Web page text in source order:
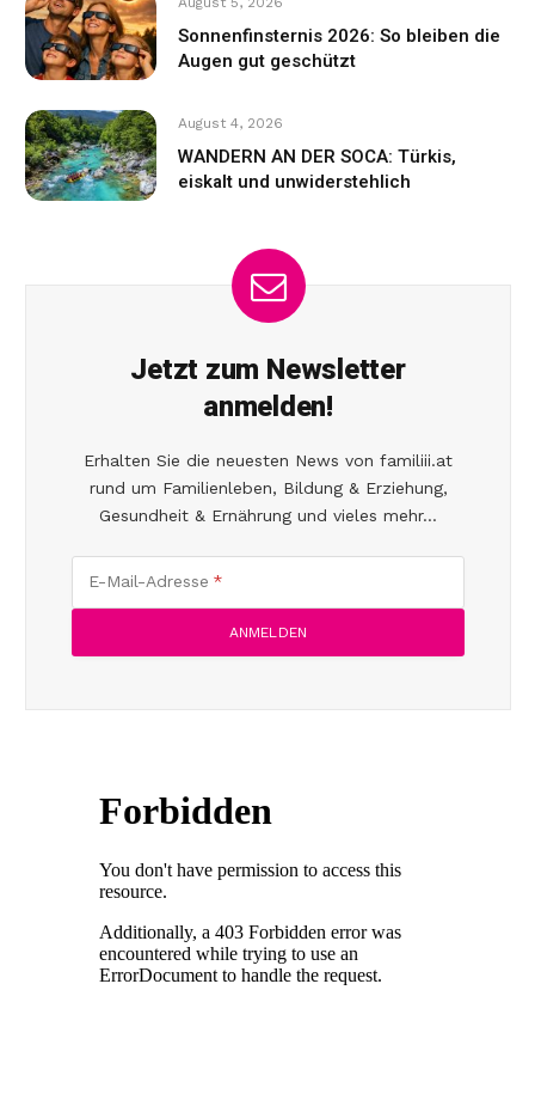
Sonnenfinsternis 2026: So bleiben die
Augen gut geschützt
August 4, 2026
WANDERN AN DER SOCA: Türkis,
eiskalt und unwiderstehlich
Jetzt zum Newsletter
anmelden!
Erhalten Sie die neuesten News von familiii.at
rund um Familienleben, Bildung & Erziehung,
Gesundheit & Ernährung und vieles mehr...
E-Mail-Adresse